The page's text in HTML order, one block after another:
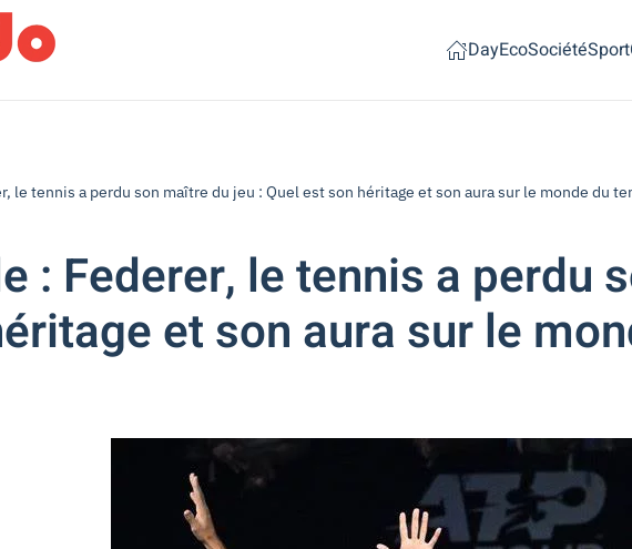
DayEcoSociétéSport
le tennis a perdu son maître du jeu : Quel est son héritage et son aura sur le monde du
: Federer, le tennis a perdu
et son aura sur le